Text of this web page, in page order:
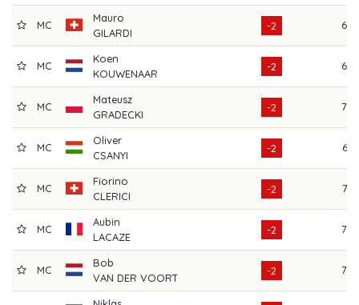
MC
Mauro
GILARDI
-2 68
MC
Koen
KOUWENAAR
-2 68
MC
Mateusz
GRADECKI
-2 70
MC
Oliver
CSANYI
-2 67
MC
Fiorino
CLERICI
-2 72
MC
Aubin
LACAZE
-2 70
MC
Bob
VAN DER VOORT
-2 70